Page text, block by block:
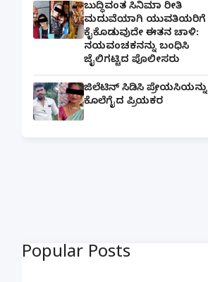
ಬುದ್ಧಿವಂತ ಸಿನಿಮಾ ರೀತಿ
ಮದುವೆಯಾಗಿ ಯುವತಿಯರಿಗೆ
ಕೈಕೊಡುವುದೇ ಈತನ ಚಾಳಿ:
ನಯವಂಚಕನನ್ನು ಬಂಧಿಸಿ
ಜೈಲಿಗಟ್ಟಿದ ಪೊಲೀಸರು
ಜಿಲೆಟಿನ್ ಸಿಡಿಸಿ ಪ್ರೇಯಸಿಯನ್ನು
ಕೊಲೆಗೈದ ಪ್ರಿಯಕರ
Popular Posts